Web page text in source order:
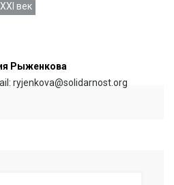
век
Рыженкова
ryjenkova@solidarnost.org